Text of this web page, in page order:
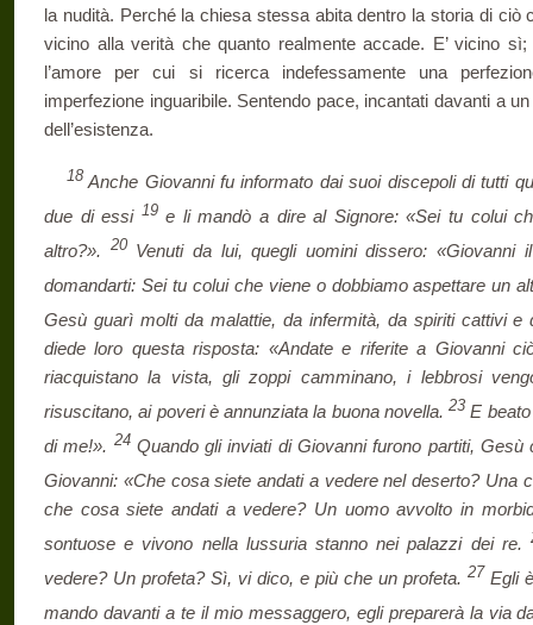
la nudità. Perché la chiesa stessa abita dentro la storia di ciò
vicino alla verità che quanto realmente accade. E’ vicino
l’amore per cui si ricerca indefessamente una
imperfezione inguaribile. Sentendo pace, incantati davanti a
dell’esistenza.
18Anche Giovanni fu informato dai suoi discepoli di tutti
due di essi 19e li mandò a dire al Signore: «Sei tu colui
altro?».
20Venuti da lui, quegli uomini dissero: «Giovanni
domandarti: Sei tu colui che viene o dobbiamo aspettare un
Gesù guarì molti da malattie, da infermità, da spiriti cattivi
diede loro questa risposta: «Andate e riferite a Giovanni
riacquistano la vista, gli zoppi camminano, i lebbrosi
risuscitano, ai poveri è annunziata la buona novella.23 E
di me!». 24Quando gli inviati di Giovanni furono partiti, Gesù
Giovanni: «Che cosa siete andati a vedere nel deserto? Una
che cosa siete andati a vedere? Un uomo avvolto in
sontuose e vivono nella lussuria stanno nei palazzi dei re.
vedere? Un profeta? Sì, vi dico, e più che un profeta. 27 Egli
mando davanti a te il mio messaggero, egli preparerà la via